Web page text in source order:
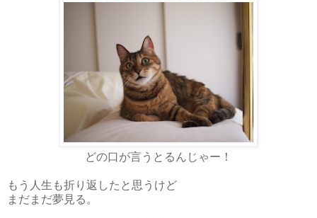
どの口が言うとるんじゃー！
もう人生も折り返したと思うけど
まだまだ夢見る。